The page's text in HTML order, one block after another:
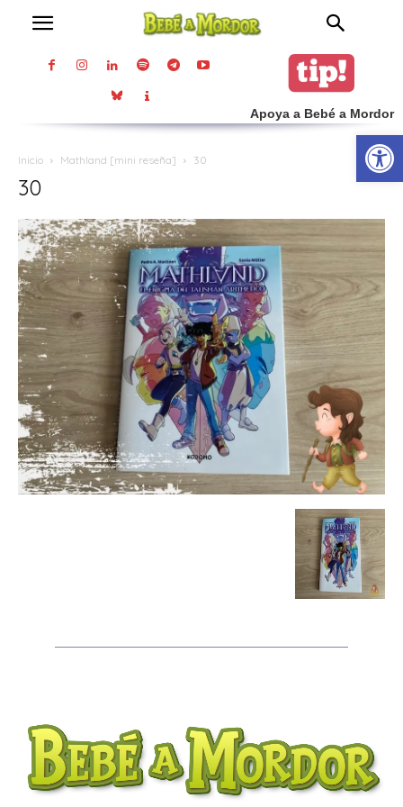
Apoya a Bebé a Mordor
Inicio Mathland [mini reseña] 30
30